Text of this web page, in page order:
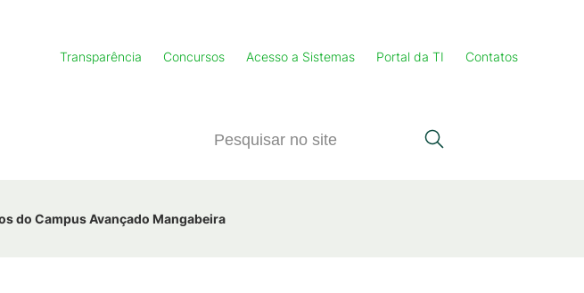
Transparência Concursos Acesso a Sistemas Portal da TI Contatos
do Campus Avançado Mangabeira